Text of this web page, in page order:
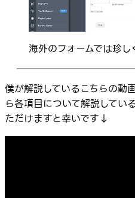
海外のフォームでは珍
僕が解説しているこちらの動
ら各項目について解説してい
ただけますと幸いです↓